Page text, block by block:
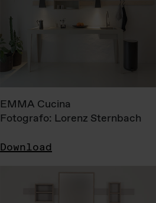
EMMA Cucina
Fotografo: Lorenz Sternbach
Download